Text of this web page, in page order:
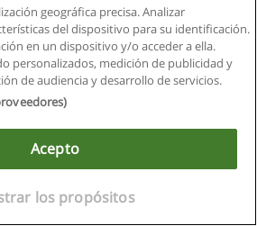
Privacidad de datos
con Educaedu
Business S.L. - CIF : B-95610580: -
geográfica precisa. Analizar
del dispositivo para su identificación.
en un dispositivo y/o acceder a ella.
personalizados, medición de publicidad y
de audiencia y desarrollo de servicios.
Acepto
los propósitos